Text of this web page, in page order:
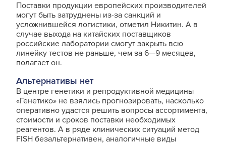
Поставки продукции европейских производителей
могут быть затруднены из-за санкций и
усложнившейся логистики, отметил Никитин. А в
случае выхода на китайских поставщиков
российские лаборатории смогут закрыть всю
линейку тестов не раньше, чем за 6—9 месяцев,
полагает он.
Альтернативы нет
В центре генетики и репродуктивной медицины
«Генетико» не взялись прогнозировать, насколько
оперативно удастся решить вопросы ассортимента,
стоимости и сроков поставки необходимых
реагентов. А в ряде клинических ситуаций метод
FISH безальтернативен, аналогичные виды